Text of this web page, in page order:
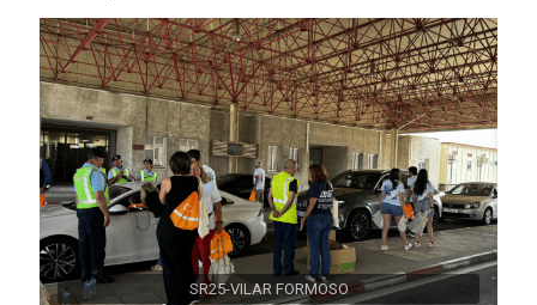
SR25-VILAR FORMOSO